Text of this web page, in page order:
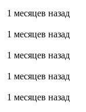
1 месяцев назад
1 месяцев назад
1 месяцев назад
1 месяцев назад
1 месяцев назад